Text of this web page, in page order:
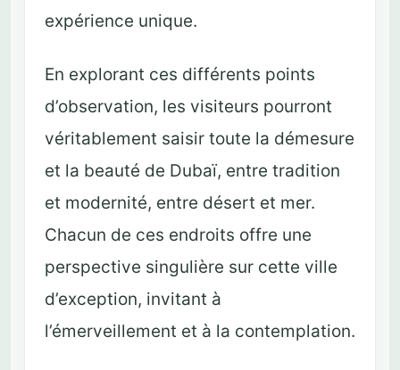
expérience unique.
En explorant ces différents points
d’observation, les visiteurs pourront
véritablement saisir toute la démesure
et la beauté de Dubaï, entre tradition
et modernité, entre désert et mer.
Chacun de ces endroits offre une
perspective singulière sur cette ville
d’exception, invitant à
l’émerveillement et à la contemplation.